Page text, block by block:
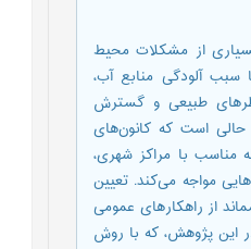
از مشکلات محیط
سبب آلودگی منابع آب،
طبیعی و گسترش
است که کانون‌های
مناسب با مراکز شهری‌،
مواجه می‌کند. تعیین
از راهکارهای عمومی
این پژوهش، که با روش